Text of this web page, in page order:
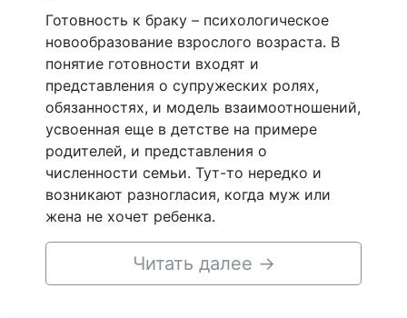
Готовность к браку – психологическое
новообразование взрослого возраста. В
понятие готовности входят и
представления о супружеских ролях,
обязанностях, и модель взаимоотношений,
усвоенная еще в детстве на примере
родителей, и представления о
численности семьи. Тут-то нередко и
возникают разногласия, когда муж или
жена не хочет ребенка.
Читать далее →